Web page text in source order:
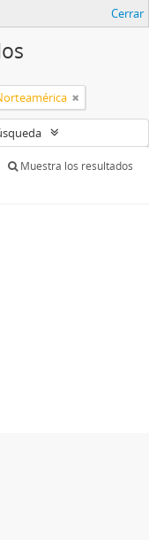
Cerrar
Muestra los resultados